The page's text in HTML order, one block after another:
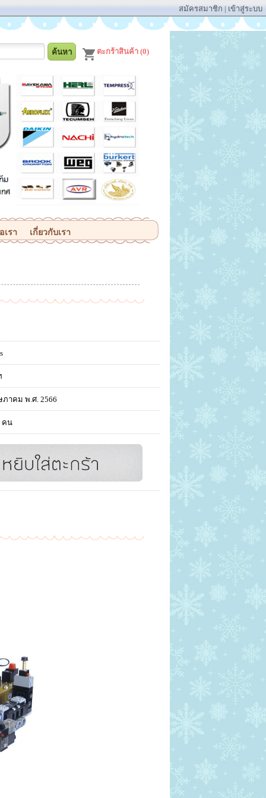
สมัครสมาชิก | เข้าสู่ระบบ
ตะกร้าสินค้า (0)
เรา เกี่ยวกับเรา
ภาคม พ.ศ. 2566
คน